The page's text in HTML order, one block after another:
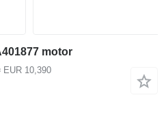
motor
EUR 10,390